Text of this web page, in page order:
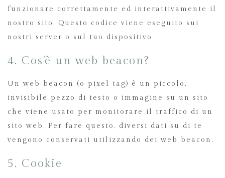
funzionare correttamente ed interattivamente il
nostro sito. Questo codice viene eseguito sui
nostri server o sul tuo dispositivo.
4. Cos'è un web beacon?
Un web beacon (o pixel tag) è un piccolo,
invisibile pezzo di testo o immagine su un sito
che viene usato per monitorare il traffico di un
sito web. Per fare questo, diversi dati su di te
vengono conservati utilizzando dei web beacon.
5. Cookie